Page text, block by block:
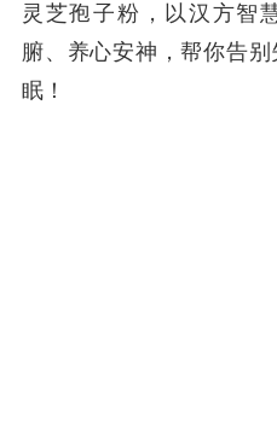
灵芝孢子粉，以汉方智
腑、养心安神，帮你告
眠！